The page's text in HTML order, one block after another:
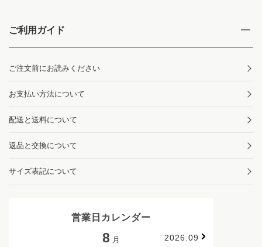
ご利用ガイド
ご注文前にお読みください
お支払い方法について
配送と送料について
返品と交換について
サイズ表記について
営業日カレンダー
8 月 2026.09